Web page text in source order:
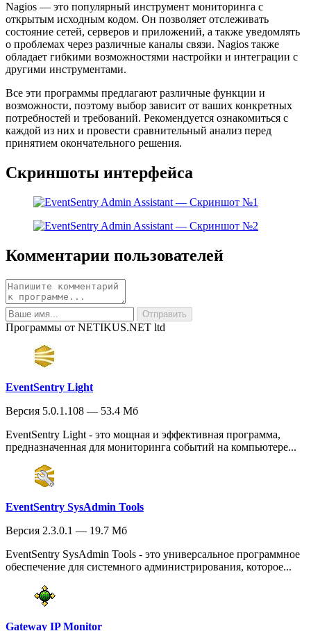
Nagios — это популярный инструмент мониторинга с
открытым исходным кодом. Он позволяет отслеживать
состояние сетей, серверов и приложений, а также уведомлять
о проблемах через различные каналы связи. Nagios также
обладает гибкими возможностями настройки и интеграции с
другими инструментами.
Все эти программы предлагают различные функции и
возможности, поэтому выбор зависит от ваших конкретных
потребностей и требований. Рекомендуется ознакомиться с
каждой из них и провести сравнительный анализ перед
принятием окончательного решения.
Скриншоты интерфейса
Комментарии пользователей
Программы от NETIKUS.NET ltd
EventSentry Light
Версия 5.0.1.108 — 53.4 Мб
EventSentry Light - это мощная и эффективная программа,
предназначенная для мониторинга событий на компьютере...
EventSentry SysAdmin Tools
Версия 2.3.0.1 — 19.7 Мб
EventSentry SysAdmin Tools - это универсальное программное
обеспечение для системного администрирования, которое...
Gateway IP Monitor